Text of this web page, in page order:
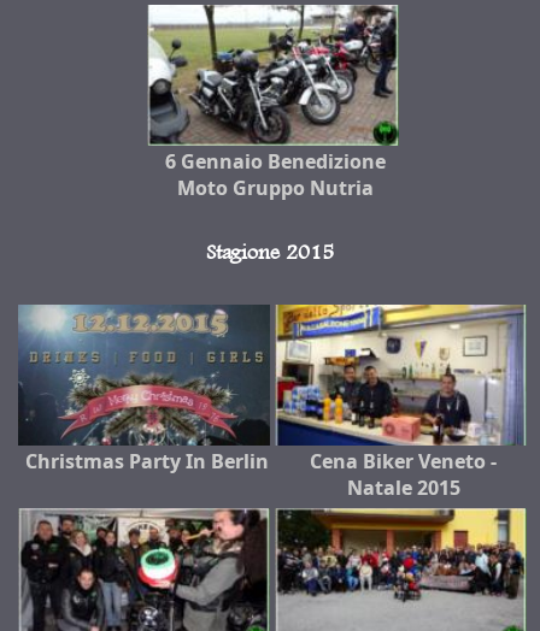
6 Gennaio Benedizione
Moto Gruppo Nutria
Stagione 2015
Christmas Party In Berlin
Cena Biker Veneto -
Natale 2015